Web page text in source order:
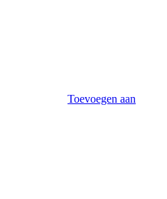
Toevoegen aan